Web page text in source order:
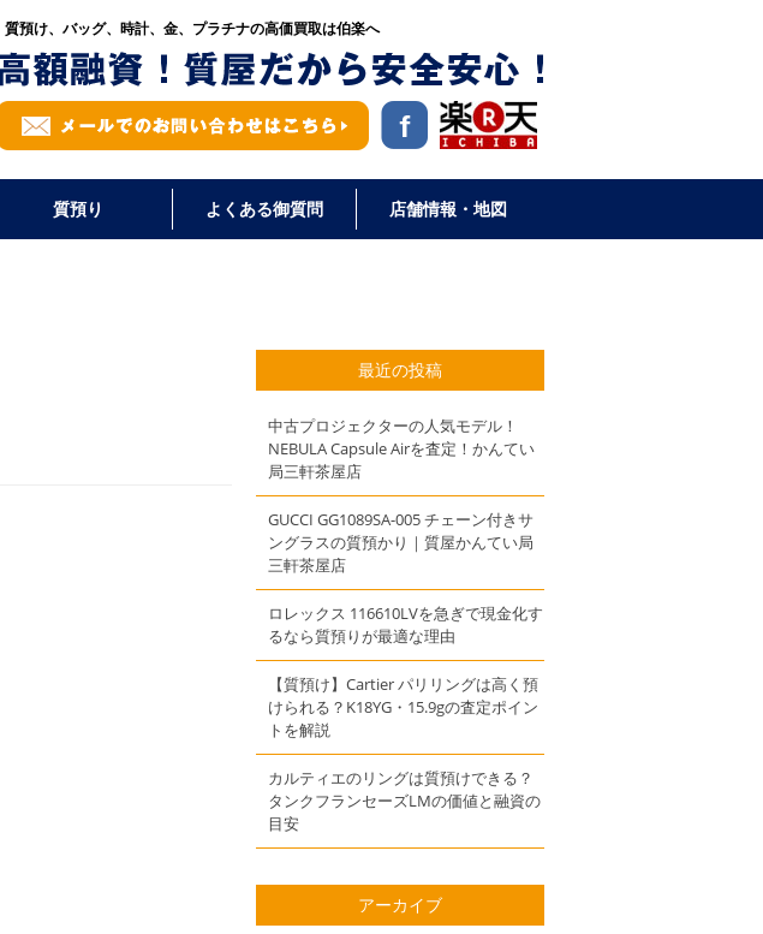
質預け、バッグ、時計、金、プラチナの高価買取は伯楽へ
質預り よくある御質問 店舗情報・地図
最近の投稿
中古プロジェクターの人気モデル！
NEBULA Capsule Airを査定！かんてい
局三軒茶屋店
GUCCI GG1089SA-005 チェーン付きサ
ングラスの質預かり｜質屋かんてい局
三軒茶屋店
ロレックス 116610LVを急ぎで現金化す
るなら質預りが最適な理由
【質預け】Cartier パリリングは高く預
けられる？K18YG・15.9gの査定ポイン
トを解説
カルティエのリングは質預けできる？
タンクフランセーズLMの価値と融資の
目安
アーカイブ